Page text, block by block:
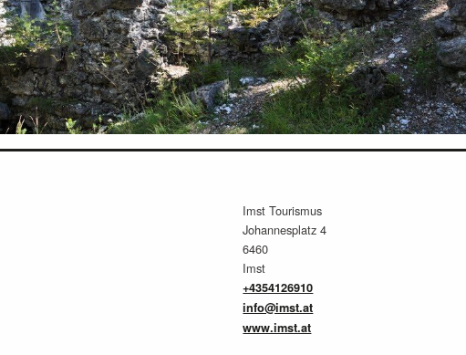
Imst Tourismus
Johannesplatz 4
6460
Imst
+4354126910
info@imst.at
www.imst.at